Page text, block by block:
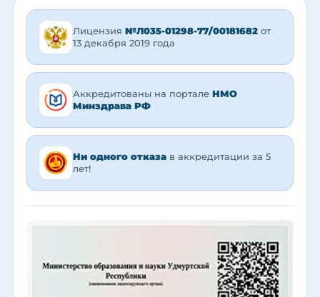
Лицензия №Л035-01298-77/00181682 от
13 декабря 2019 года
Аккредитованы на портале НМО
Минздрава РФ
Ни одного отказа в аккредитации за 5
лет!